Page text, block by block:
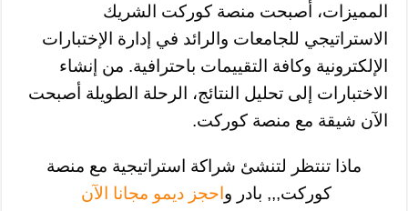
المميزات، أصبحت منصة كوركت الشريك
الاستراتيجي للجامعات والرائد في إدارة الإختبارات
الإلكترونية وكافة التقييمات باحترافية. من إنشاء
الاختبارات إلى تحليل النتائج، الرحلة الطويلة أصبحت
الآن شيقة مع منصة كوركت.
ماذا تنتظر لتنشئ شراكة استراتيجية مع منصة
كوركت,,, بادر واحجز ديمو مجانا الآن